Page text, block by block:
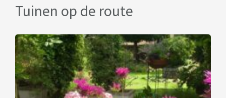
Tuinen op de route